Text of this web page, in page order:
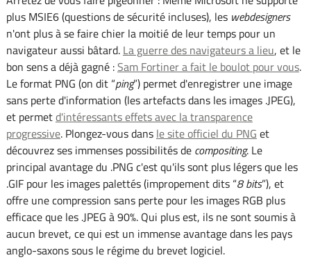
plus MSIE6 (questions de sécurité incluses), les webdesigners
n'ont plus à se faire chier la moitié de leur temps pour un
navigateur aussi bâtard. La guerre des navigateurs a lieu, et le
bon sens a déjà gagné :Sam Fortiner a fait le boulot pour vous.
Le format PNG (on dit “ping”) permet d'enregistrer une image
sans perte d'information (les artefacts dans les images .JPEG),
et permetd'intéressants effets avec la transparence
progressive. Plongez-vous dans le site officiel du PNG et
découvrez ses immenses possibilités de compositing. Le
principal avantage du .PNG c'est qu'ils sont plus légers que les
.GIF pour les images palettés (impropement dits “8 bits”), et
offre une compression sans perte pour les images RGB plus
efficace que les .JPEG à 90%. Qui plus est, ils ne sont soumis à
aucun brevet, ce qui est un immense avantage dans les pays
anglo-saxons sous le régime du brevet logiciel.